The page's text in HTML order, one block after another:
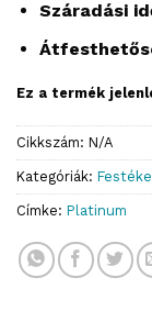
Száradási
Ez a termék
Cikkszám: N/A
Kategóriák:
Címke: Platinum